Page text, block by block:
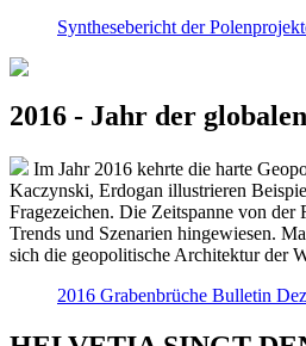
Synthesebericht der
2016 - Jahr der
Im Jahr 2016 kehrte die harte
Kaczynski, Erdogan illustrieren
Fragezeichen. Die Zeitspanne von
Trends und Szenarien hingewiesen.
sich die geopolitische Architektur der
2016 Grabenbrüche Bulletin